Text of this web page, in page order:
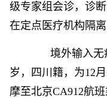
级专家组会诊，诊
在定点医疗机构隔离
境外输入无症
岁，四川籍，为12
摩至北京CA912航